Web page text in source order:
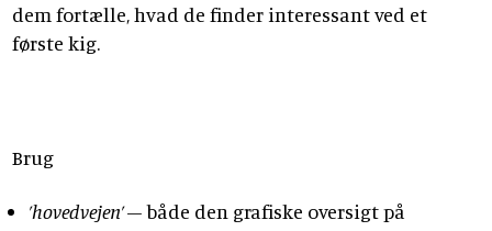
dem fortælle, hvad de finder interessant ved et
første kig.
Brug
’hovedvejen’– både den grafiske oversigt på